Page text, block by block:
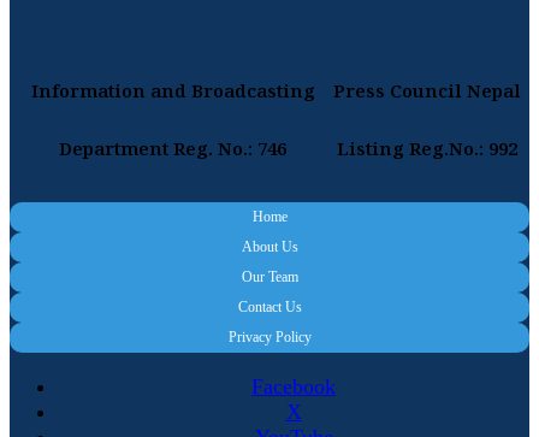
Information and Broadcasting
Department Reg. No.: 746
Press Council Nepal
Listing Reg.No.: 992
Home
About Us
Our Team
Contact Us
Privacy Policy
Facebook
X